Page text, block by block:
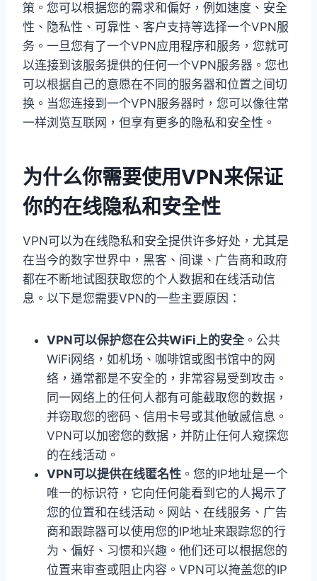
策。您可以根据您的需求和偏好，例如速度、安全
性、隐私性、可靠性、客户支持等选择一个VPN服
务。一旦您有了一个VPN应用程序和服务，您就可
以连接到该服务提供的任何一个VPN服务器。您也
可以根据自己的意愿在不同的服务器和位置之间切
换。当您连接到一个VPN服务器时，您可以像往常
一样浏览互联网，但享有更多的隐私和安全性。
为什么你需要使用VPN来保证
你的在线隐私和安全性
VPN可以为在线隐私和安全提供许多好处，尤其是
在当今的数字世界中，黑客、间谍、广告商和政府
都在不断地试图获取您的个人数据和在线活动信
息。以下是您需要VPN的一些主要原因：
VPN可以保护您在公共WiFi上的安全 。公共
WiFi网络，如机场、咖啡馆或图书馆中的网
络，通常都是不安全的，非常容易受到攻击。
同一网络上的任何人都有可能截取您的数据，
并窃取您的密码、信用卡号或其他敏感信息。
VPN可以加密您的数据，并防止任何人窥探您
的在线活动。
VPN可以提供在线匿名性 。您的IP地址是一个
唯一的标识符，它向任何能看到它的人揭示了
您的位置和在线活动。网站、在线服务、广告
商和跟踪器可以使用您的IP地址来跟踪您的行
为、偏好、习惯和兴趣。他们还可以根据您的
位置来审查或阻止内容。VPN可以掩盖您的IP